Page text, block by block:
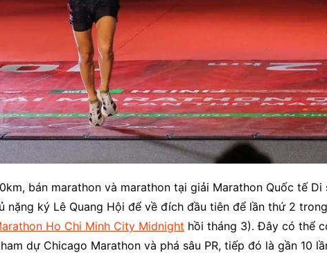
bán marathon và marathon tại giải Marathon Quốc tế Di
ký Lê Quang Hội để về đích đầu tiên để lần thứ 2
Ho Chi Minh City Midnight hồi tháng 3). Đây có thể
dự Chicago Marathon và phá sâu PR, tiếp đó là gần 10